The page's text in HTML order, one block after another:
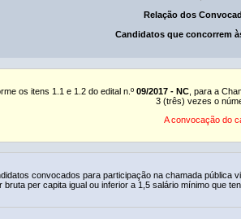
Relação dos
Candidatos que concorrem
os itens 1.1 e 1.2 do edital n.º 09/2017 - NC , para a
3 (três) vezes o
A convocação do
convocados para participação na chamada pública
bruta per capita igual ou inferior a 1,5 salário mínimo que